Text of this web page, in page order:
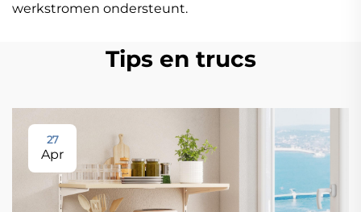
werkstromen ondersteunt.
Tips en trucs
27
Apr